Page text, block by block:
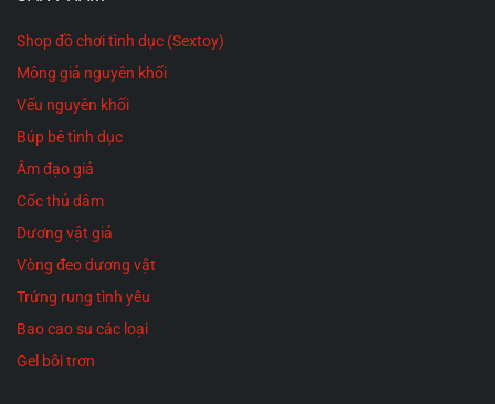
Shop đồ chơi tình dục (Sextoy)
Mông giả nguyên khối
Vếu nguyên khối
Búp bê tình dục
Âm đạo giả
Cốc thủ dâm
Dương vật giả
Vòng đeo dương vật
Trứng rung tình yêu
Bao cao su các loại
Gel bôi trơn